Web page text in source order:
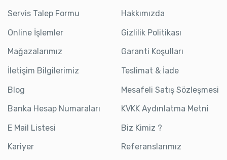
Servis Talep Formu
Online İşlemler
Mağazalarımız
İletişim Bilgilerimiz
Blog
Banka Hesap Numaraları
E Mail Listesi
Kariyer
Hakkımızda
Gizlilik Politikası
Garanti Koşulları
Teslimat & İade
Mesafeli Satış Sözleşmesi
KVKK Aydınlatma Metni
Biz Kimiz ?
Referanslarımız